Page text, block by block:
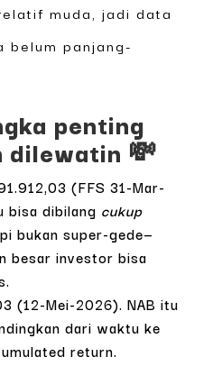
muda, jadi data
belum panjang-
penting
dilewatin 💸
(FFS 31-Mar-
bisa dibilang cukup
bukan super-gede—
besar investor bisa
(12-Mei-2026). NAB itu
dari waktu ke
return.